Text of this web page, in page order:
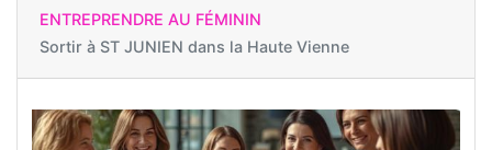
ENTREPRENDRE AU FÉMININ
Sortir à ST JUNIEN dans la Haute Vienne